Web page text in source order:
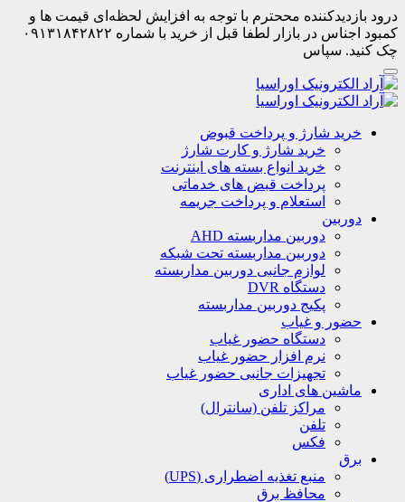
درود بازدیدکننده مححترم با توجه به افزایش لحظه‌ای قیمت ها و
کمبود اجناس در بازار لطفا قبل از خرید با شماره ۰۹۱۳۱۸۴۲۸۲۲
چک کنید. سپاس
خرید شارژ و پرداخت قبوض
خرید شارژ و کارت شارژ
خرید انواع بسته های اینترنت
پرداخت قبض های خدماتی
استعلام و پرداخت جریمه
دوربین
دوربین مداربسته AHD
دوربین مداربسته تحت شبکه
لوازم جانبی دوربین مداربسته
دستگاه DVR
پکیج دوربین مداربسته
حضور و غیاب
دستگاه حضور غیاب
نرم افزار حضور غیاب
تجهیزات جانبی حضور غیاب
ماشین های اداری
مراکز تلفن (سانترال)
تلفن
فکس
برق
منبع تغذیه اضطراری (UPS)
محافظ برق